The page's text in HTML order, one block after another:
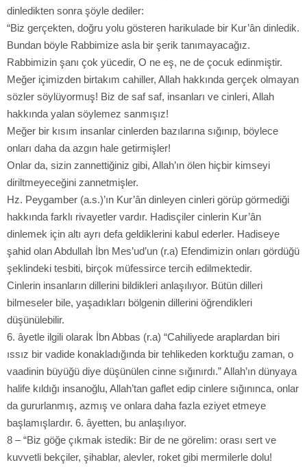
dinledikten sonra şöyle dediler:
“Biz gerçekten, doğru yolu gösteren harikulade bir Kur’ân dinledik.
Bundan böyle Rabbimize asla bir şerik tanımayacağız.
Rabbimizin şanı çok yücedir, O ne eş, ne de çocuk edinmiştir.
Meğer içimizden birtakım cahiller, Allah hakkında gerçek olmayan
sözler söylüyormuş! Biz de saf saf, insanları ve cinleri, Allah
hakkında yalan söylemez sanmışız!
Meğer bir kısım insanlar cinlerden bazılarına sığınıp, böylece
onları daha da azgın hale getirmişler!
Onlar da, sizin zannettiğiniz gibi, Allah’ın ölen hiçbir kimseyi
diriltmeyeceğini zannetmişler.
Hz. Peygamber (a.s.)’ın Kur’ân dinleyen cinleri görüp görmediği
hakkında farklı rivayetler vardır. Hadisçiler cinlerin Kur’ân
dinlemek için altı ayrı defa geldiklerini kabul ederler. Hadiseye
şahid olan Abdullah İbn Mes’ud’un (r.a) Efendimizin onları gördüğü
şeklindeki tesbiti, birçok müfessirce tercih edilmektedir.
Cinlerin insanların dillerini bildikleri anlaşılıyor. Bütün dilleri
bilmeseler bile, yaşadıkları bölgenin dillerini öğrendikleri
düşünülebilir.
6. âyetle ilgili olarak İbn Abbas (r.a) “Cahiliyede araplardan biri
ıssız bir vadide konakladığında bir tehlikeden korktuğu zaman, o
vaadinin büyüğü diye düşünülen cinne sığınırdı.” Allah’ın dünyaya
halife kıldığı insanoğlu, Allah’tan gaflet edip cinlere sığınınca, onlar
da gururlanmış, azmış ve onlara daha fazla eziyet etmeye
başlamışlardır. 6. âyetten, bu anlaşılıyor.
8 – “Biz göğe çıkmak istedik: Bir de ne görelim: orası sert ve
kuvvetli bekçiler, şihablar, alevler, roket gibi mermilerle dolu!